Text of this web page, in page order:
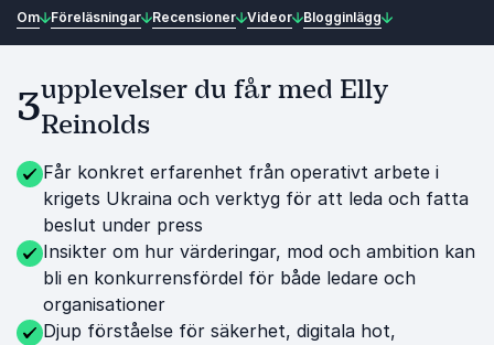
Om Föreläsningar Recensioner Videor Blogginlägg
3upplevelser du får med Elly
Reinolds
Får konkret erfarenhet från operativt arbete i
krigets Ukraina och verktyg för att leda och fatta
beslut under press
Insikter om hur värderingar, mod och ambition kan
bli en konkurrensfördel för både ledare och
organisationer
Djup förståelse för säkerhet, digitala hot,